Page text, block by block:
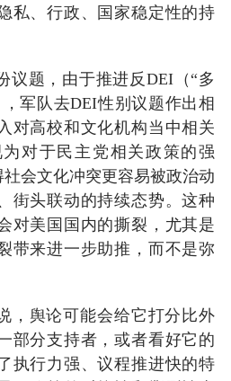
私、行政、国家稳定性的持
议题，由于推进反DEI（“多
军队去DEI性别议题作出相
对高校和文化机构当中相关
对于民主党相关政策的强
会文化冲突更容易被政治动
街头联动的持续态势。这种
对美国国内的撕裂，尤其是
带来进一步助推，而不是弥
，舆论可能会给它打分比外
部分支持者，或者看好它的
执行力强、议程推进快的特